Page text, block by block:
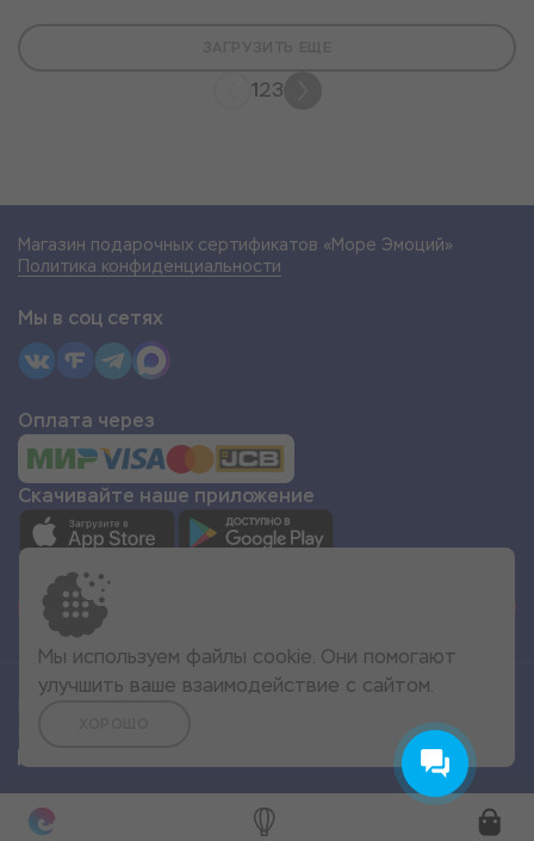
123
Магазин подарочных сертификатов «Море Эмоций»
Политика конфиденциальности
Мы в соц сетях
Оплата через
Скачивайте наше приложение
Мы используем файлы cookie. Они помогают
улучшить ваше взаимодействие с сайтом.